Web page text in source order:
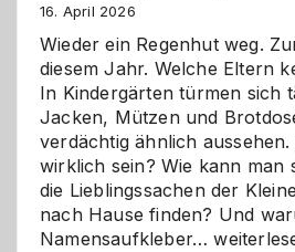
16. April 2026
Wieder ein Regenhut weg.
diesem Jahr. Welche Eltern
In Kindergärten türmen sich
Jacken, Mützen und
verdächtig ähnlich
wirklich sein? Wie kann man
die Lieblingssachen der
nach Hause finden? Und
Namensaufkleber…